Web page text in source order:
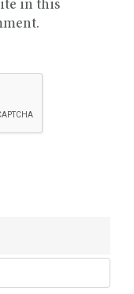
in this